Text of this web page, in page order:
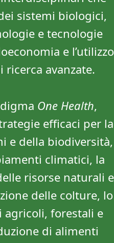
sistemi biologici,
e tecnologie
e l’utilizzo
avanzate.
One Health,
efficaci per la
e della biodiversità,
climatici, la
risorse naturali e
delle colture, lo
agricoli, forestali e
di alimenti